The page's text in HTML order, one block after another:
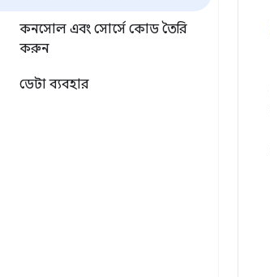
কনসোল এবং সোর্সে কোড তৈরি
করুন
ডেটা ব্যবহার